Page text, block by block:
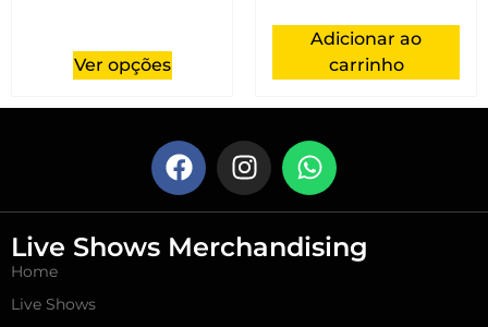
Ver opções
Adicionar ao
carrinho
Live Shows Merchandising
Home
Live Shows